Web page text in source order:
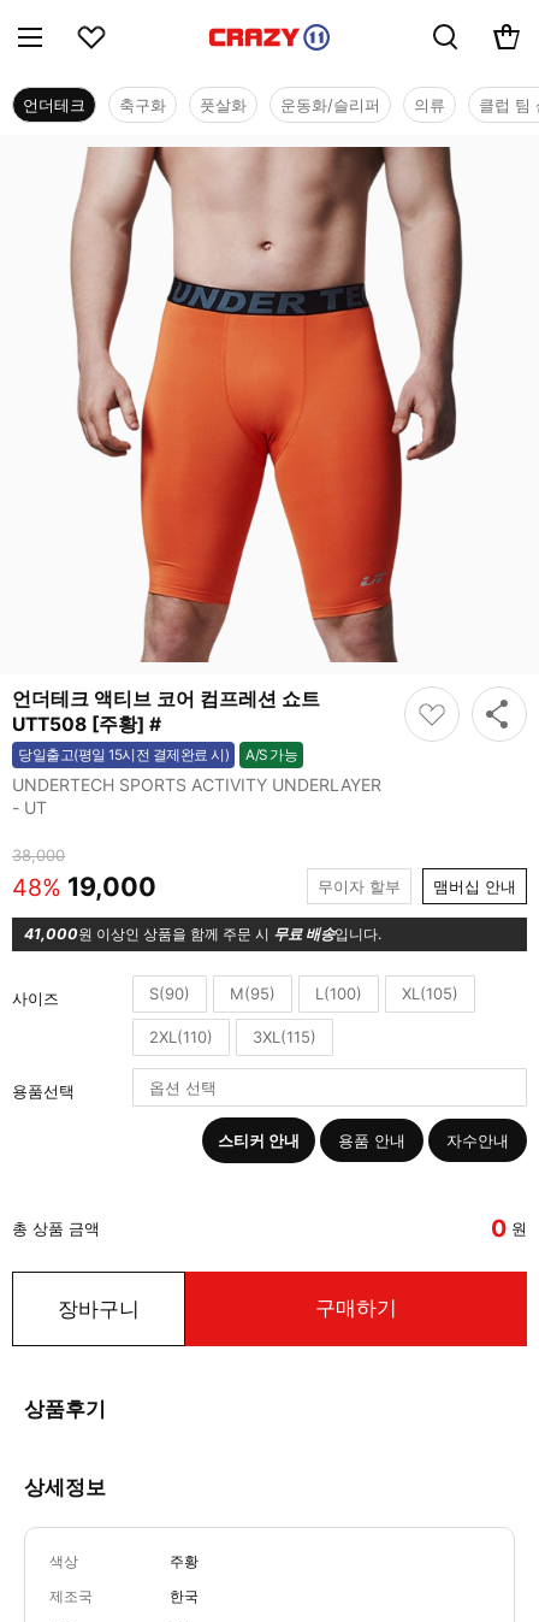
언더테크 축구화 풋살화 운동화/슬리퍼 의류 클럽 팀
언더테크 액티브 코어 컴프레션 쇼트
UTT508 [주황] #
당일출고(평일 15시전 결제완료 시) A/S 가능
가능
UNDERTECH SPORTS ACTIVITY UNDERLAYER
- UT
38,000
48% 19,000 무이자 할부 맴버십 안내
41,000원 이상인 상품을 함께 주문 시 무료 배송입니다.
사이즈 S(90) M(95) L(100) XL(105)
2XL(110) 3XL(115)
용품선택
스티커 안내 용품 안내 자수안내
총 상품 금액 0 원
장바구니 구매하기
상품후기
상세정보
색상 주황
제조국 한국